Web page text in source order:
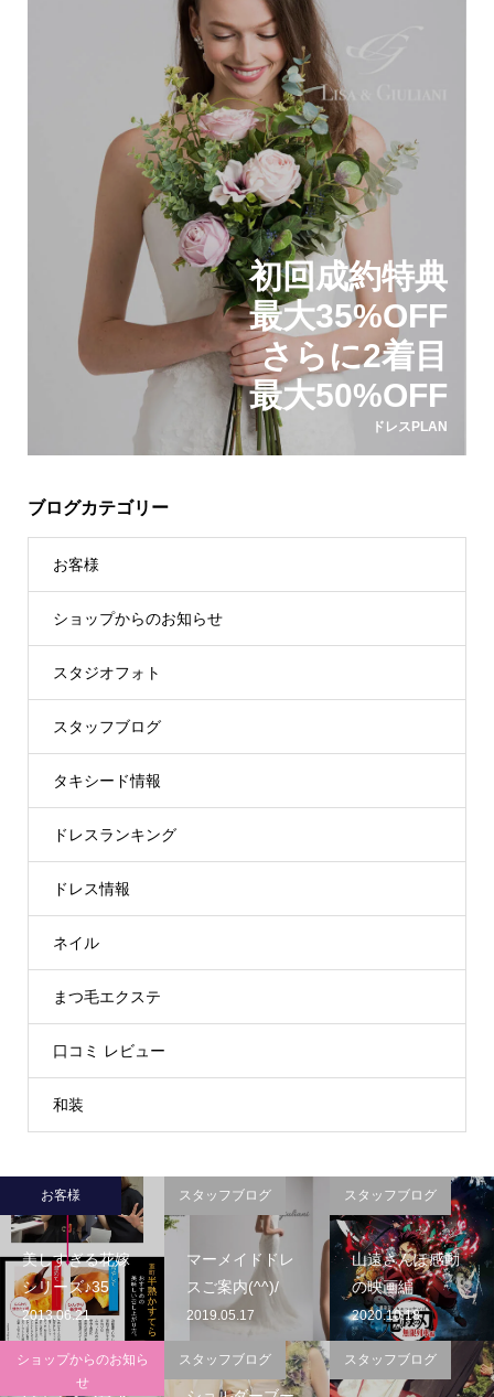
初回成約特典
最大35%OFF
さらに2着目
最大50%OFF
ドレスPLAN
ブログカテゴリー
お客様
ショップからのお知らせ
スタジオフォト
スタッフブログ
タキシード情報
ドレスランキング
ドレス情報
ネイル
まつ毛エクステ
口コミ レビュー
和装
美しすぎる花嫁
シリーズ♪35
2013.06.21
お客様
マーメイドドレ
スご案内(^^)/
2019.05.17
スタッフブログ
山遠さんぽ感動
の映画編
2020.10.18
スタッフブログ
ショップからのお知ら
せ
スタッフブログ スタッフブログ